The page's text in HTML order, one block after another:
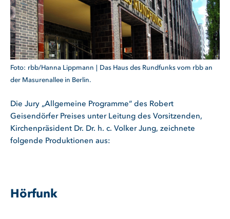
rbb/Hanna Lippmann
Das Haus des Rundfunks vom rbb an
der Masurenallee in Berlin.
Die Jury „Allgemeine Programme“ des Robert
Geisendörfer Preises unter Leitung des Vorsitzenden,
Kirchenpräsident Dr. Dr. h. c. Volker Jung, zeichnete
folgende Produktionen aus:
Hörfunk